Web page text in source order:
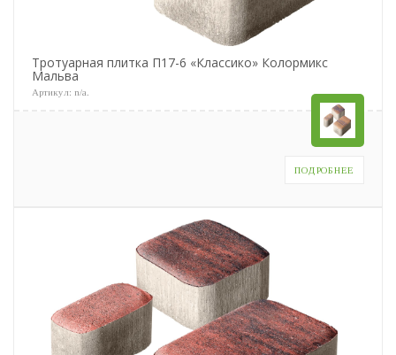
Тротуарная плитка П17-6 «Классико» Колормикс
Мальва
Артикул: n/a
ПОДРОБНЕЕ